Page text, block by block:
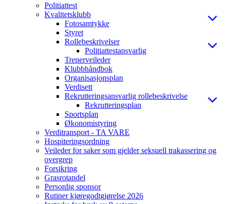
Politiattest
Kvalitetsklubb
Fotosamtykke
Styret
Rollebeskrivelser
Politiattestansvarlig
Trenerveileder
Klubbhåndbok
Organisasjonsplan
Verdisett
Rekrutteringsansvarlig rollebeskrivelse
Rekrutteringsplan
Sportsplan
Økonomistyring
Verditransport - TA VARE
Hospiteringsordning
Veileder for saker som gjelder seksuell trakassering og
overgrep
Forsikring
Grasrotandel
Personlig sponsor
Rutiner kjøregodtgjørelse 2026